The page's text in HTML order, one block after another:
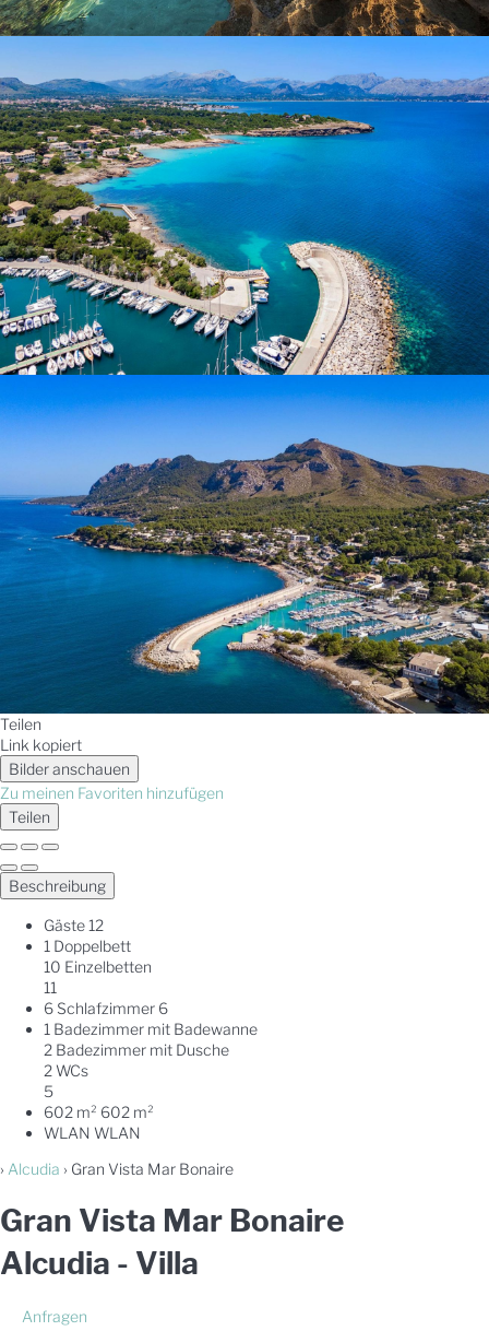
Teilen
Link kopiert
Bilder anschauen
Zu meinen Favoriten hinzufügen
Teilen
Beschreibung
Gäste 12
1 Doppelbett
10 Einzelbetten
11
6 Schlafzimmer 6
1 Badezimmer mit Badewanne
2 Badezimmer mit Dusche
2 WCs
5
602 m² 602 m²
WLAN WLAN
› Alcudia › Gran Vista Mar Bonaire
Gran Vista Mar Bonaire
Alcudia - Villa
Anfragen